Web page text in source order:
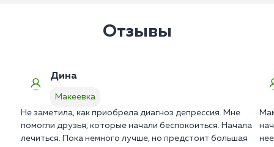
Отзывы
Дина
Макеевка
Не заметила, как приобрела диагноз депрессия. Мне
помогли друзья, которые начали беспокоиться. Начала
лечиться. Пока немного лучше, но предстоит большая